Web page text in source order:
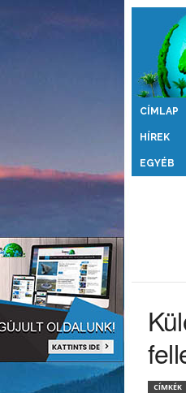
Érdekes
CÍMLAP
HÍREK
EGYÉB
CÍMKÉK